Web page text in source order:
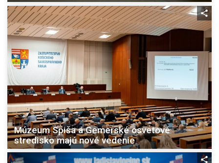
Múzeum Spiša a Gemerské osvetové
stredisko majú nové vedenie